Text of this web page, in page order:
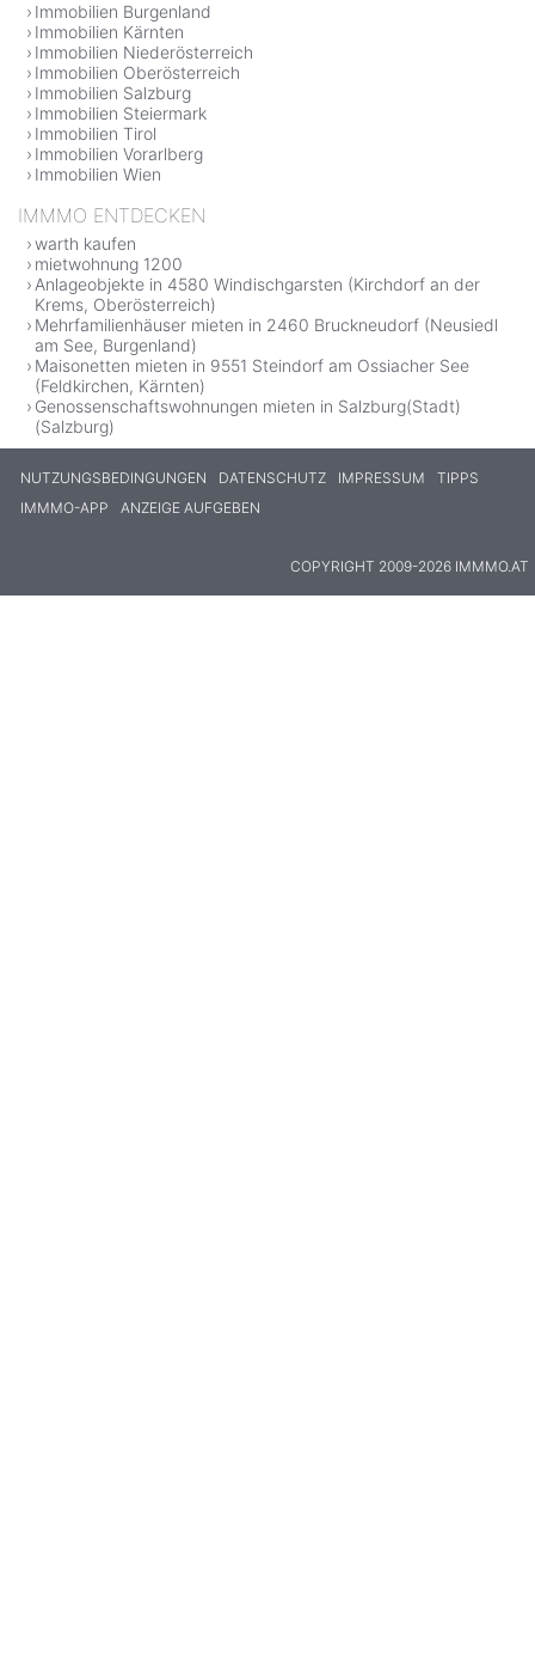
Immobilien Burgenland
Immobilien Kärnten
Immobilien Niederösterreich
Immobilien Oberösterreich
Immobilien Salzburg
Immobilien Steiermark
Immobilien Tirol
Immobilien Vorarlberg
Immobilien Wien
IMMMO ENTDECKEN
warth kaufen
mietwohnung 1200
Anlageobjekte in 4580 Windischgarsten (Kirchdorf an der
Krems, Oberösterreich)
Mehrfamilienhäuser mieten in 2460 Bruckneudorf (Neusiedl
am See, Burgenland)
Maisonetten mieten in 9551 Steindorf am Ossiacher See
(Feldkirchen, Kärnten)
Genossenschaftswohnungen mieten in Salzburg(Stadt)
(Salzburg)
NUTZUNGSBEDINGUNGEN DATENSCHUTZ IMPRESSUM
TIPPS
IMMMO-APP
ANZEIGE AUFGEBEN
COPYRIGHT 2009-2026 IMMMO.AT